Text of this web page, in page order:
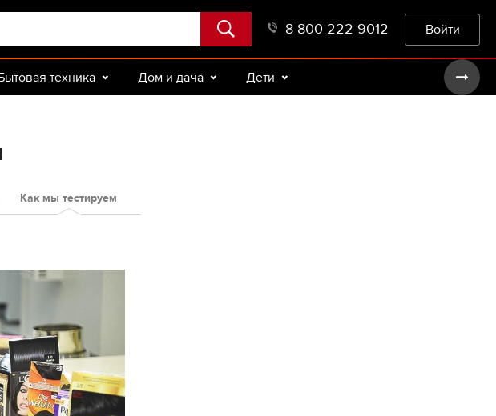
8 800 222 9012 Войти
техника Дом и дача Дети
Как мы тестируем